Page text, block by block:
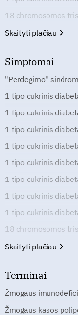
18 chromosomos
Skaityti plačiau
Simptomai
"Perdegimo"
1 tipo cukrinis
1 tipo cukrinis
1 tipo cukrinis
1 tipo cukrinis
1 tipo cukrinis
1 tipo cukrinis
1 tipo cukrinis
1 tipo cukrinis
18 chromosomos
Skaityti plačiau
Terminai
Žmogaus
Žmogaus kasos